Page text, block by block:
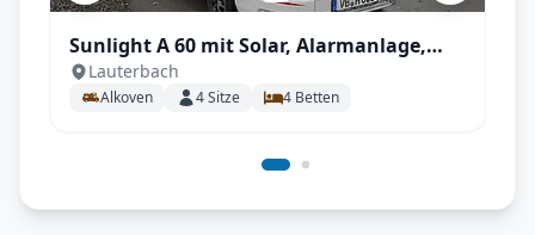
Sunlight A 60 mit Solar, Alarmanlage,
Markise, unter 6m! uvm.
Lauterbach
Alkoven 4Sitze 4 Betten